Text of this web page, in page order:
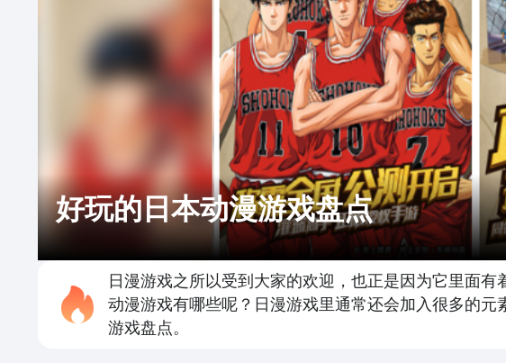
好玩的日本动漫游戏盘点
日漫游戏之所以受到大家的欢迎，也正是因为它里面
动漫游戏有哪些呢？日漫游戏里通常还会加入很多的
游戏盘点。